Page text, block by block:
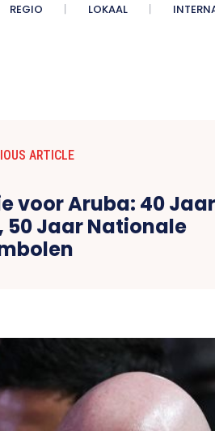
REGIO LOKAAL
ARTICLE
voor Aruba: 40 Jaar
50 Jaar Nationale